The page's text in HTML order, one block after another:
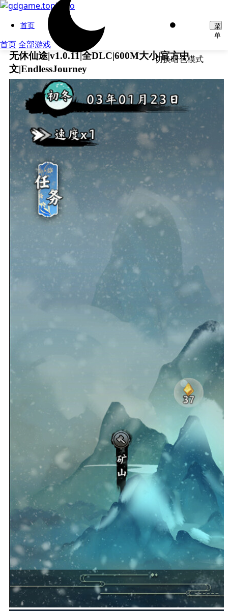
首页
首页全部游戏
切换暗色模式
菜
单
无休仙途|v1.0.11|全DLC|600M大小|官方中
文|EndlessJourney